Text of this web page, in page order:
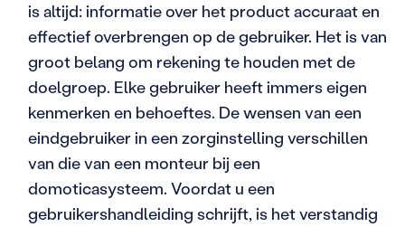
is altijd: informatie over het product accuraat en
effectief overbrengen op de gebruiker. Het is van
groot belang om rekening te houden met de
doelgroep. Elke gebruiker heeft immers eigen
kenmerken en behoeftes. De wensen van een
eindgebruiker in een zorginstelling verschillen
van die van een monteur bij een
domoticasysteem. Voordat u een
gebruikershandleiding schrijft, is het verstandig